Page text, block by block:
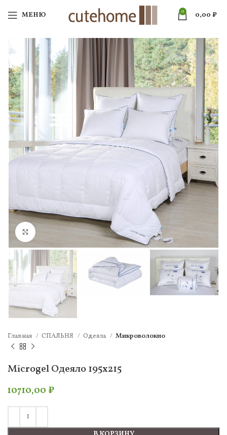
МЕНЮ 0 0,00 ₽
Нажмите, чтобы увеличить
Главная СПАЛЬНЯ Одеяла Микроволокно
Microgel Одеяло 195х215
10710,00 ₽